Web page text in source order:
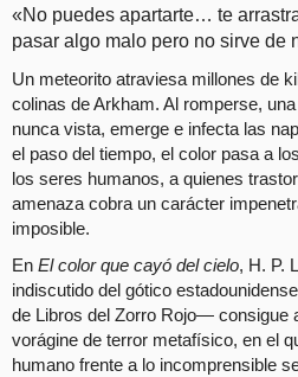
«No puedes apartarte… te
pasar algo malo pero no sirve
Un meteorito atraviesa millones de
colinas de Arkham. Al romperse,
nunca vista, emerge e infecta las
el paso del tiempo, el color pasa a
los seres humanos, a quienes
amenaza cobra un carácter
imposible.
En El color que cayó del cielo, H. P.
indiscutido del gótico
de Libros del Zorro Rojo— consigue
vorágine de terror metafísico, en el
humano frente a lo incomprensible